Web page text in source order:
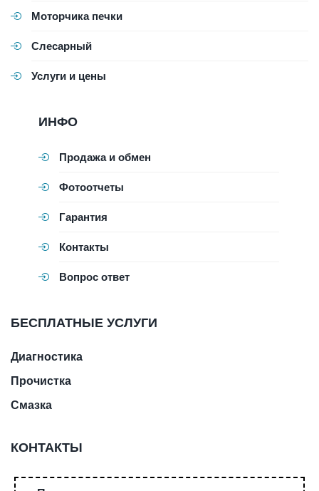
Моторчика печки
Слесарный
Услуги и цены
ИНФО
Продажа и обмен
Фотоотчеты
Гарантия
Контакты
Вопрос ответ
БЕСПЛАТНЫЕ УСЛУГИ
Диагностика
Прочистка
Смазка
КОНТАКТЫ